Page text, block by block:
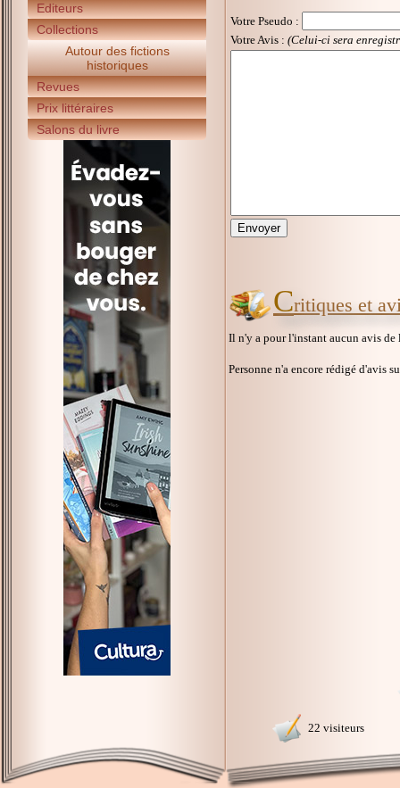
Editeurs
Collections
Autour des fictions
historiques
Revues
Prix littéraires
Salons du livre
Votre Pseudo :
Votre Avis : (Celui-ci sera
Critiques et
Il n'y a pour l'instant aucun avis
Personne n'a encore rédigé d'avis
22 visiteurs